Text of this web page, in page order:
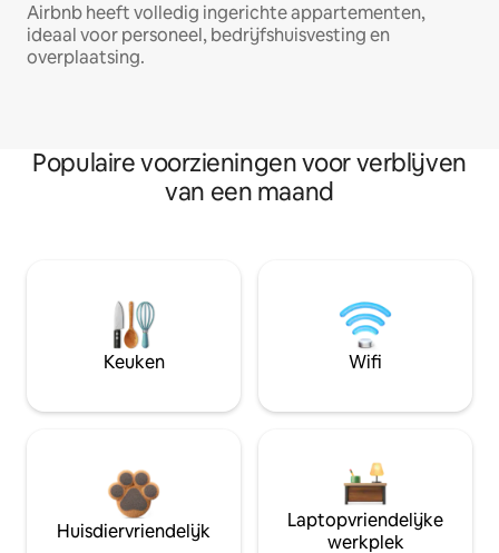
Airbnb heeft volledig ingerichte appartementen,
ideaal voor personeel, bedrijfshuisvesting en
overplaatsing.
Populaire voorzieningen voor verblijven
van een maand
Keuken Wifi
Huisdiervriendelijk
Laptopvriendelijke
werkplek